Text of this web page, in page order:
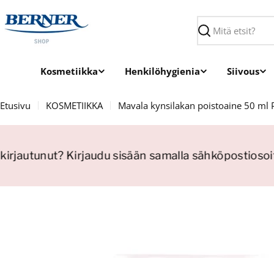
sisältöön
Haku
Kosmetiikka Henkilöhygienia Siivous
Etusivu KOSMETIIKKA Mavala kynsilakan poistoaine 50 ml
Kirjaudu sisään samalla